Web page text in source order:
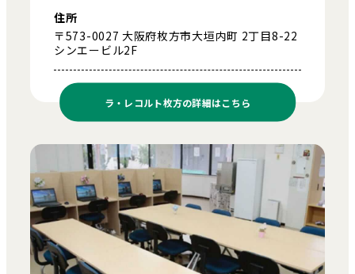
住所
〒573-0027 大阪府枚方市大垣内町 2丁目8-22
シンエービル2F
ラ・レコルト枚方の詳細はこちら